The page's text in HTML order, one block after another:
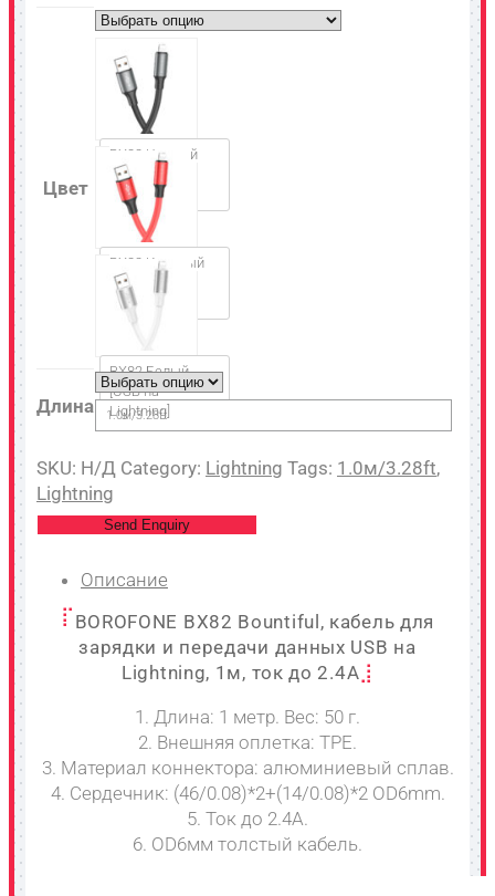
Цвет
BX82 Черный
[USB на
Lightning]
BX82 Красный
[USB на
Lightning]
BX82 Белый
[USB на
Lightning]
Длина 1.0м/3.28ft
SKU: Н/Д Category: Lightning Tags: 1.0м/3.28ft,
Lightning
Send Enquiry
Описание
BOROFONE BX82 Bountiful, кабель для
зарядки и передачи данных USB на
Lightning, 1м, ток до 2.4A
1. Длина: 1 метр. Вес: 50 г.
2. Внешняя оплетка: TPE.
3. Материал коннектора: алюминиевый сплав.
4. Сердечник: (46/0.08)*2+(14/0.08)*2 OD6mm.
5. Ток до 2.4A.
6. OD6мм толстый кабель.